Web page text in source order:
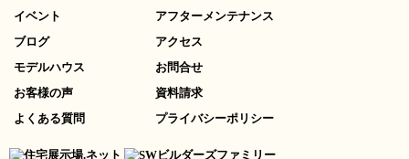
イベント
ブログ
モデルハウス
お客様の声
よくある質問
アフターメンテナンス
アクセス
お問合せ
資料請求
プライバシーポリシー